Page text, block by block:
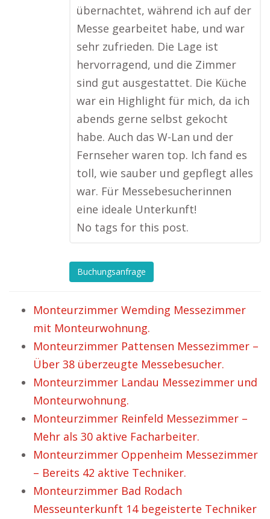
übernachtet, während ich auf der
Messe gearbeitet habe, und war
sehr zufrieden. Die Lage ist
hervorragend, und die Zimmer
sind gut ausgestattet. Die Küche
war ein Highlight für mich, da ich
abends gerne selbst gekocht
habe. Auch das W-Lan und der
Fernseher waren top. Ich fand es
toll, wie sauber und gepflegt alles
war. Für Messebesucherinnen
eine ideale Unterkunft!
No tags for this post.
Buchungsanfrage
Monteurzimmer Wemding Messezimmer
mit Monteurwohnung.
Monteurzimmer Pattensen Messezimmer –
Über 38 überzeugte Messebesucher.
Monteurzimmer Landau Messezimmer und
Monteurwohnung.
Monteurzimmer Reinfeld Messezimmer –
Mehr als 30 aktive Facharbeiter.
Monteurzimmer Oppenheim Messezimmer
– Bereits 42 aktive Techniker.
Monteurzimmer Bad Rodach
Messeunterkunft 14 begeisterte Techniker